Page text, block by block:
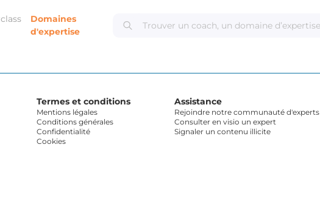
Domaines
d'expertise
Termes et conditions
Mentions légales
Conditions générales
Confidentialité
Cookies
Assistance
Rejoindre notre communauté d'experts
Consulter en visio un expert
Signaler un contenu illicite